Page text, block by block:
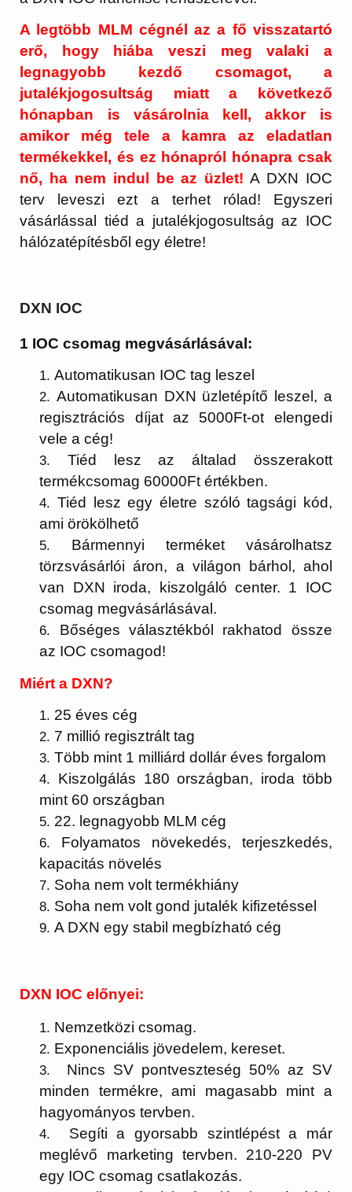
A legtöbb MLM cégnél az a fő visszatartó
erő, hogy hiába veszi meg valaki a
legnagyobb kezdő csomagot, a
jutalékjogosultság miatt a következő
hónapban is vásárolnia kell, akkor is
amikor még tele a kamra az eladatlan
termékekkel, és ez hónapról hónapra csak
nő, ha nem indul be az üzlet! A DXN IOC
terv leveszi ezt a terhet rólad! Egyszeri
vásárlással tiéd a jutalékjogosultság az IOC
hálózatépítésből egy életre!
DXN IOC
1 IOC csomag megvásárlásával:
Automatikusan IOC tag leszel
Automatikusan DXN üzletépítő leszel, a
regisztrációs díjat az 5000Ft-ot elengedi
vele a cég!
Tiéd lesz az általad összerakott
termékcsomag 60000Ft értékben.
Tiéd lesz egy életre szóló tagsági kód,
ami örökölhető
Bármennyi terméket vásárolhatsz
törzsvásárlói áron, a világon bárhol, ahol
van DXN iroda, kiszolgáló center. 1 IOC
csomag megvásárlásával.
Bőséges választékból rakhatod össze
az IOC csomagod!
Miért a DXN?
25 éves cég
7 millió regisztrált tag
Több mint 1 milliárd dollár éves forgalom
Kiszolgálás 180 országban, iroda több
mint 60 országban
22. legnagyobb MLM cég
Folyamatos növekedés, terjeszkedés,
kapacitás növelés
Soha nem volt termékhiány
Soha nem volt gond jutalék kifizetéssel
A DXN egy stabil megbízható cég
DXN IOC előnyei:
Nemzetközi csomag.
Exponenciális jövedelem, kereset.
Nincs SV pontveszteség 50% az SV
minden termékre, ami magasabb mint a
hagyományos tervben.
Segíti a gyorsabb szintlépést a már
meglévő marketing tervben. 210-220 PV
egy IOC csomag csatlakozás.